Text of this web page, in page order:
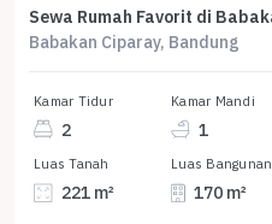
Babakan Ciparay, Bandung
Kamar Tidur
2
Kamar Mandi
1
Luas Tanah
221 m²
Luas Bangunan
170 m²